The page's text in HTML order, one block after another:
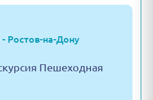
Ростов-на-Дону
Пешеходная